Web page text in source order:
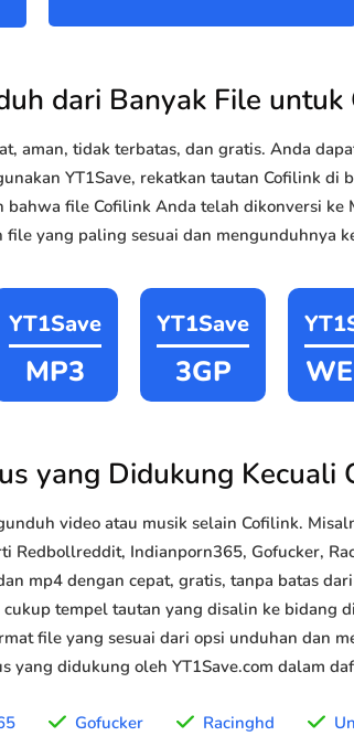
dari Banyak File untuk
aman, tidak terbatas, dan gratis. Anda
YT1Save, rekatkan tautan Cofilink di
bahwa file Cofilink Anda telah dikonversi ke
yang paling sesuai dan mengunduhnya
YT1Save
MP3
YT1Save
3GP
yang Didukung Kecuali
video atau musik selain Cofilink.
Redbollreddit, Indianporn365, Gofucker,
mp4 dengan cepat, gratis, tanpa batas
tempel tautan yang disalin ke bidang
file yang sesuai dari opsi unduhan dan
yang didukung oleh YT1Save.com dalam
Gofucker Racinghd